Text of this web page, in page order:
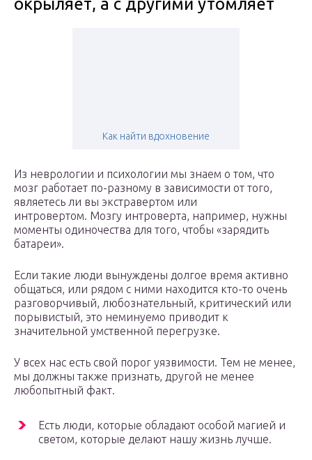
окрыляет, а с другими утомляет
Как найти вдохновение
Из неврологии и психологии мы знаем о том, что
мозг работает по-разному в зависимости от того,
являетесь ли вы экстравертом или
интровертом. Мозгу интроверта, например, нужны
моменты одиночества для того, чтобы «зарядить
батареи».
Если такие люди вынуждены долгое время активно
общаться, или рядом с ними находится кто-то очень
разговорчивый, любознательный, критический или
порывистый, это неминуемо приводит к
значительной умственной перегрузке.
У всех нас есть свой порог уязвимости. Тем не менее,
мы должны также признать, другой не менее
любопытный факт.
Есть люди, которые обладают особой магией и
светом, которые делают нашу жизнь лучше.